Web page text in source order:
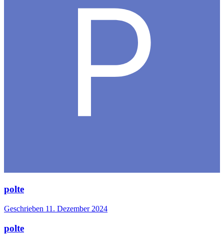
polte
Geschrieben 11. Dezember 2024
polte